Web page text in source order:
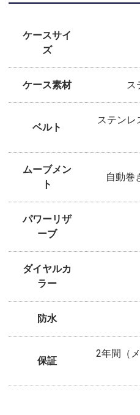
ケースサイ
ズ
ケース素材 ス
ベルト
ステンレ
ムーブメン
ト
自動巻
パワーリザ
ーブ
ダイヤルカ
ラー
防水
保証
2年間（